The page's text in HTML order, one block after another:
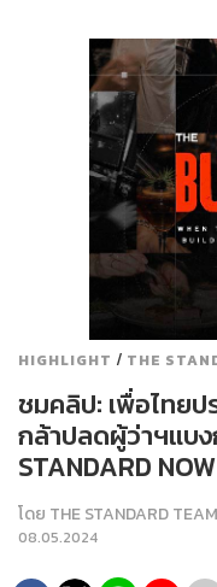
HIGHLIGHT / THE
ชมคลิป: เพื่อไทยป
กล้าปลดผู้ว่าฯแบง
STANDARD
โดย THE STANDARD TEAM
08.05.2024